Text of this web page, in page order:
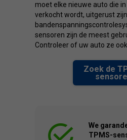
moet elke nieuwe auto die
verkocht wordt, uitgerust
sensoren zijn de meest
Controleer of uw auto ze
Zoek de
We
TPMS-